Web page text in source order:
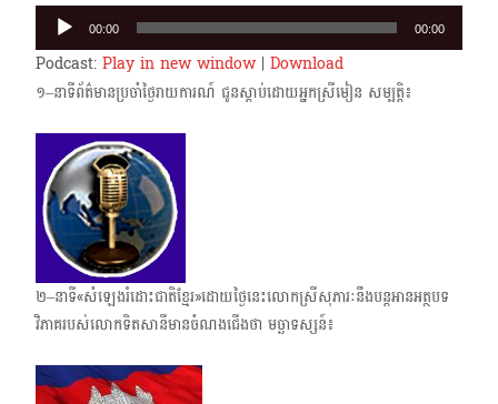
Audio
Player
00:00 00:00
Podcast: Play in new window| Download
១–នាទីព័ត៌មានប្រចាំថ្ងៃរាយការណ៍ ជូនស្តាប់ដោយអ្នកស្រីមៀន សម្បត្តិ៖
២–នាទី«សំឡេងរំដោះជាតិខ្មែរ»ដោយថ្ងៃនេះលោកស្រីសុភារៈនឹងបន្តអានអត្ថបទ
វិភាគរបស់​លោកទិតសានី​មានចំណងជើងថា មច្ឆាទស្សន៍៖